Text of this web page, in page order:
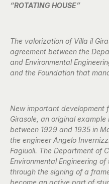
“ROTATING HOUSE”
The valorization of Villa il
agreement between the
and Environmental
and the Foundation that
New important development
Girasole, an original
between 1929 and 1935 in
the engineer Angelo
Fagiuoli. The Department of
Environmental Engineering
through the signing of a
become an active part of